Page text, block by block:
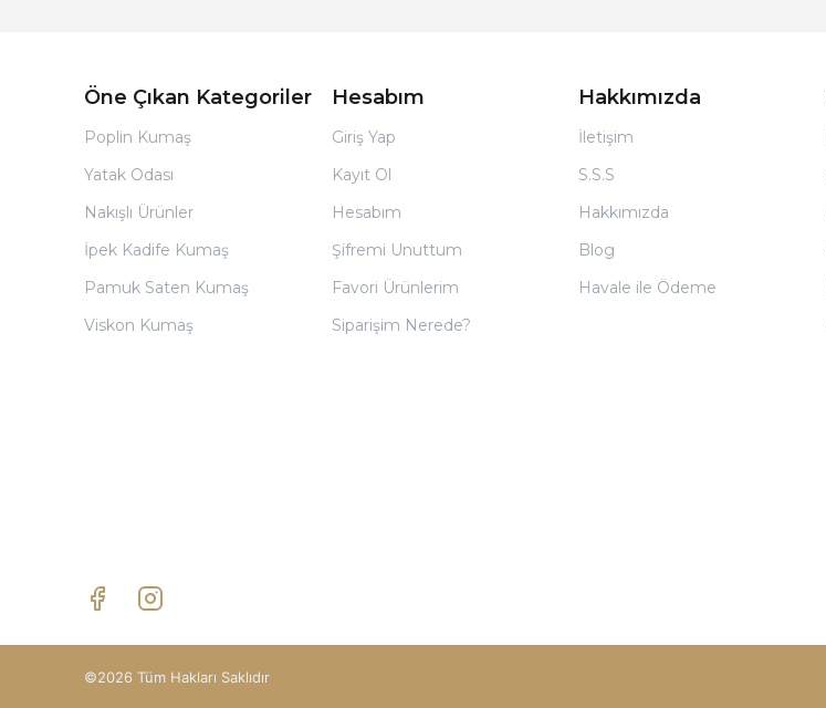
Öne Çıkan Kategoriler
Poplin Kumaş
Yatak Odası
Nakışlı Ürünler
İpek Kadife Kumaş
Pamuk Saten Kumaş
Viskon Kumaş
Hesabım
Giriş Yap
Kayıt Ol
Hesabım
Şifremi Unuttum
Favori Ürünlerim
Siparişim Nerede?
Hakkımızda
İletişim
S.S.S
Hakkımızda
Blog
Havale ile Ödeme
©2026 Tüm Hakları Saklıdır